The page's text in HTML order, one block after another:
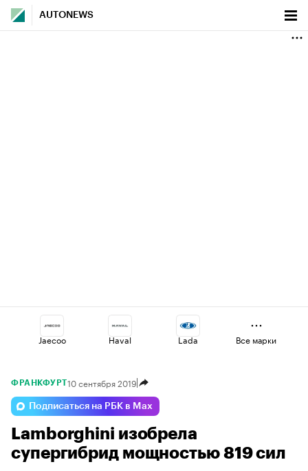
AUTONEWS
Jaecoo Haval Lada
Omoda Esteo
Volga Changan Voyah
Все марки
ФРАНКФУРТ10 сентября 2019
Подписаться на РБК в Max
Lamborghini изобрела
супергибрид мощностью 819 сил